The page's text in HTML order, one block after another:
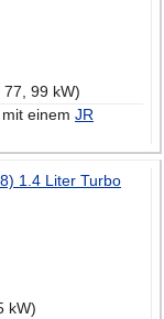
99 kW)
einem JR
1.4 Liter Turbo
kW)